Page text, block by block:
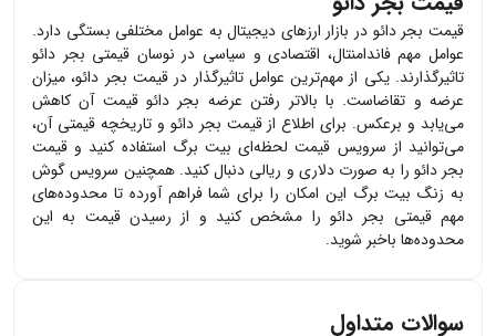
قیمت بجر دائو در بازار ارزهای دیجیتال به عوامل مختلفی بستگی دارد.
عوامل مهم فاندامنتال، اقتصادی و سیاسی در نوسان قیمتی بجر دائو
تاثیرگذارند. یکی از مهم‌ترین عوامل تاثیرگذار در قیمت بجر دائو، میزان
عرضه و تقاضاست. با بالاتر رفتن عرضه بجر دائوقیمت آن کاهش
می‌یابد و برعکس. برای اطلاع از قیمت بجر دائو و تاریخچه قیمتی آن،
می‌توانید از سرویس قیمت لحظه‌ای بیت برگ استفاده کنید و قیمت
بجر دائو را به صورت دلاری و ریالی دنبال کنید. همچنین سرویس گوش
به زنگ بیت برگ این امکان را برای شما فراهم آورده تا محدوده‌های
مهم قیمتی بجر دائو را مشخص کنید و از رسیدن قیمت به این
محدوده‌ها باخبر شوید.
سوالات متداول